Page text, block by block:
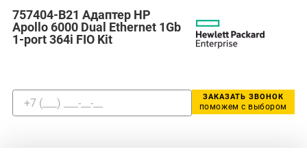
757404-B21 Адаптер HP
Apollo 6000 Dual Ethernet 1Gb
1-port 364i FIO Kit
ЗАКАЗАТЬ ЗВОНОК
поможем с выбором